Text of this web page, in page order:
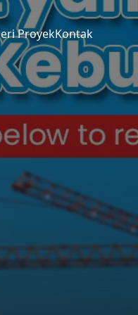
ProyekKontak
Tidak Ya